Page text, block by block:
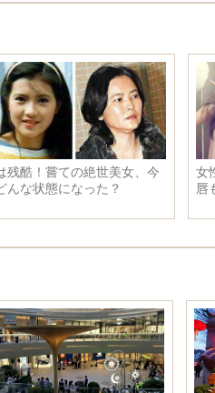
残酷！嘗ての絶世美女、今
んな状態になった？
女
唇